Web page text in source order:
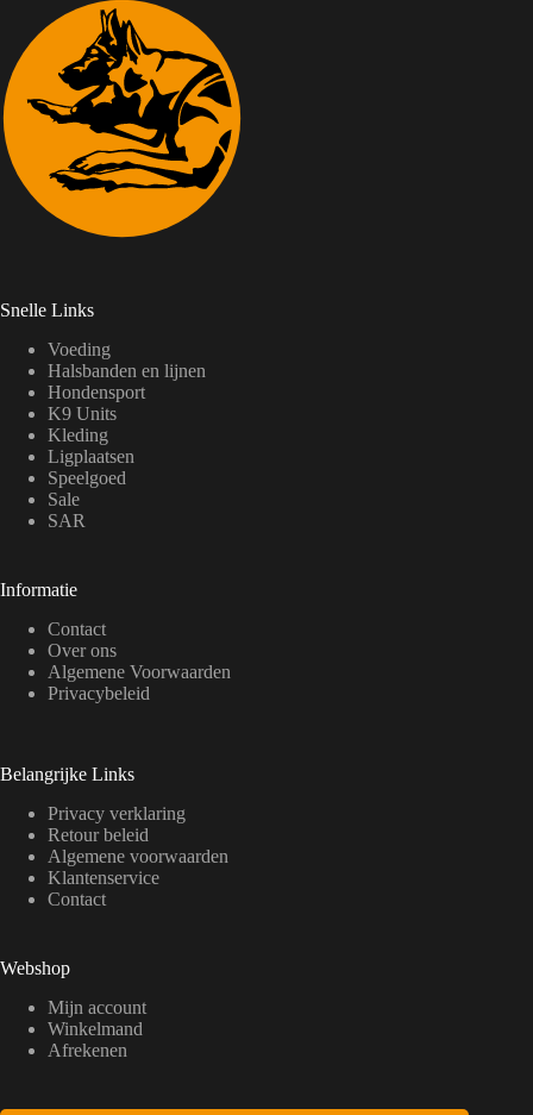
Snelle Links
Voeding
Halsbanden en lijnen
Hondensport
K9 Units
Kleding
Ligplaatsen
Speelgoed
Sale
SAR
Informatie
Contact
Over ons
Algemene Voorwaarden
Privacybeleid
Belangrijke Links
Privacy verklaring
Retour beleid
Algemene voorwaarden
Klantenservice
Contact
Webshop
Mijn account
Winkelmand
Afrekenen